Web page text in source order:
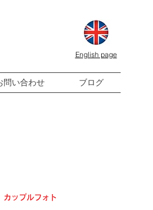
English page
問い合わせ ブログ
カップルフォト